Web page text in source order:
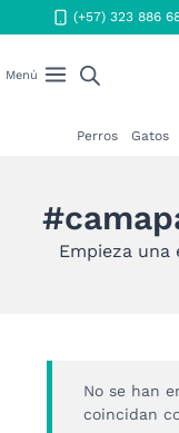
al
(+57) 323 886
Menú
Perros Gatos
Empieza una
No se han
coincidan